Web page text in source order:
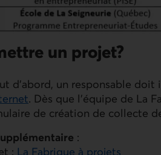
un projet?
d’abord, un responsable
. Dès que l’équipe de La
de création de collecte
:
: La Fabrique à projets